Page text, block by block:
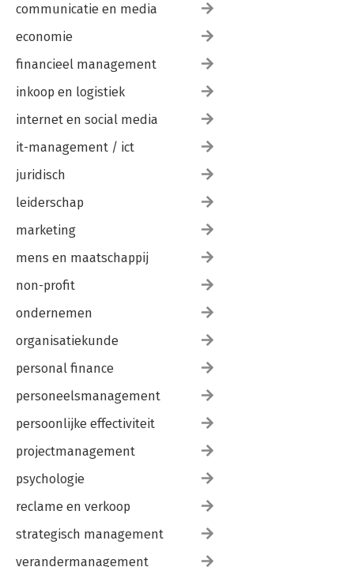
communicatie en media
economie
financieel management
inkoop en logistiek
internet en social media
it-management / ict
juridisch
leiderschap
marketing
mens en maatschappij
non-profit
ondernemen
organisatiekunde
personal finance
personeelsmanagement
persoonlijke effectiviteit
projectmanagement
psychologie
reclame en verkoop
strategisch management
verandermanagement